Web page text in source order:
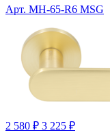
Арт. MH-65-R6 MSG
2 580 ₽ 3 225 ₽